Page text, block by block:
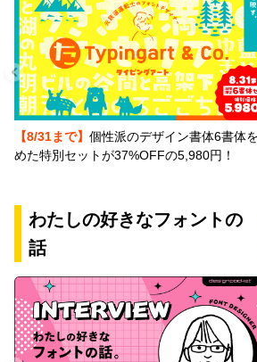
【8/31まで】 個性派のデザイン書体6書体
めた特別セットが37%OFFの5,980円！
わたしの好きなフォントの
話